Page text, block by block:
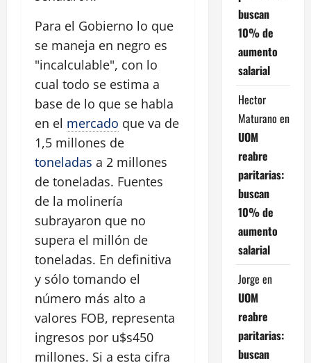
Para el Gobierno lo que
se maneja en negro es
"incalculable", con lo
cual todo se estima a
base de lo que se habla
en el mercado que va de
1,5 millones de
toneladas a 2 millones
de toneladas. Fuentes
de la molinería
subrayaron que no
supera el millón de
toneladas. En definitiva
y sólo tomando el
número más alto a
valores FOB, representa
ingresos por u$s450
millones. Si a esta cifra
buscan
10% de
aumento
salarial
Hector
Maturano en
UOM
reabre
paritarias:
buscan
10% de
aumento
salarial
Jorge en
UOM
reabre
paritarias:
buscan